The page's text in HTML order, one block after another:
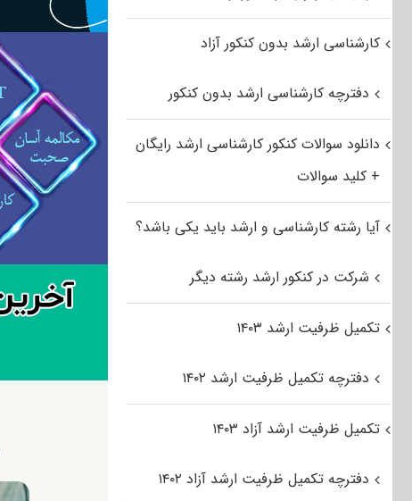
کارشناسی ارشد بدون کنکور آزاد
دفترچه کارشناسی ارشد بدون کنکور
دانلود سوالات کنکور کارشناسی ارشد رایگان
+ کلید سوالات
آیا رشته کارشناسی و ارشد باید یکی باشد؟
شرکت در کنکور ارشد رشته دیگر
تکمیل ظرفیت ارشد ۱۴۰۳
دفترچه تکمیل ظرفیت ارشد ۱۴۰۲
تکمیل ظرفیت ارشد آزاد ۱۴۰۳
دفترچه تکمیل ظرفیت ارشد آزاد ۱۴۰۲